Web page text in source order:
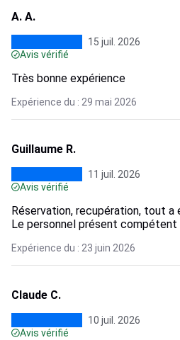
A. A.
15 juil. 2026
Avis vérifié
Très bonne expérience
Expérience du : 29 mai 2026
Guillaume R.
11 juil. 2026
Avis vérifié
Réservation, recupération, tout
Le personnel présent compétent
Expérience du : 23 juin 2026
Claude C.
10 juil. 2026
Avis vérifié